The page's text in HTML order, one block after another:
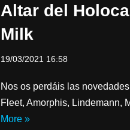
Altar del
Milk
19/03/2021 16:58
Nos os perdáis las
Fleet, Amorphis, Lindemann,
More »